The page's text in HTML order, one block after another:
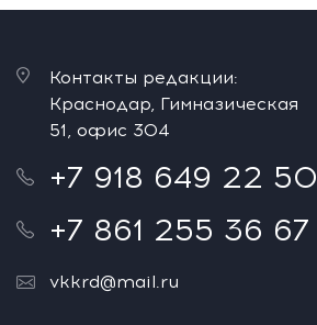
Контакты редакции:
Краснодар, Гимназическая
51, офис 304
+7 918 649 22 50
+7 861 255 36 67
vkkrd@mail.ru